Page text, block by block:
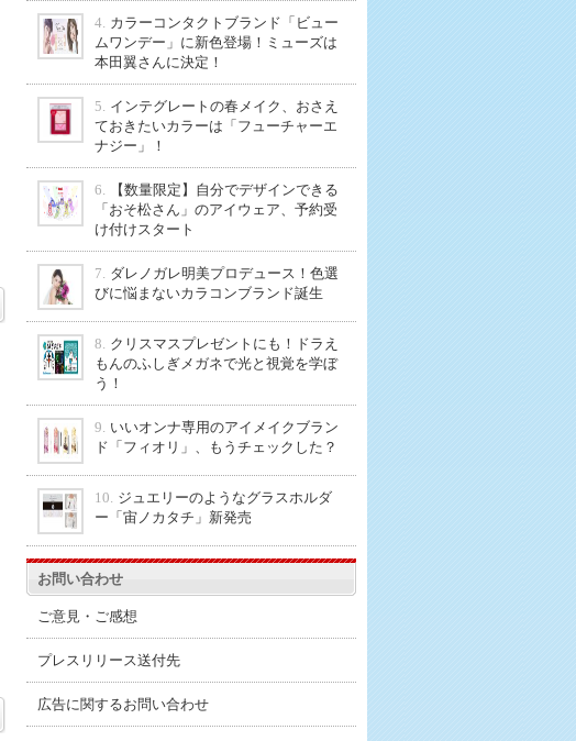
4. カラーコンタクトブランド「ビュー
ムワンデー」に新色登場！ミューズは
本田翼さんに決定！
5. インテグレートの春メイク、おさえ
ておきたいカラーは「フューチャーエ
ナジー」！
6.
【数量限定】自分でデザインできる
「おそ松さん」のアイウェア、予約受
け付けスタート
7. ダレノガレ明美プロデュース！色選
びに悩まないカラコンブランド誕生
8. クリスマスプレゼントにも！ドラえ
もんのふしぎメガネで光と視覚を学ぼ
う！
9. いいオンナ専用のアイメイクブラン
ド「フィオリ」、もうチェックした？
10. ジュエリーのようなグラスホルダ
ー「宙ノカタチ」新発売
お問い合わせ
ご意見・ご感想
プレスリリース送付先
広告に関するお問い合わせ